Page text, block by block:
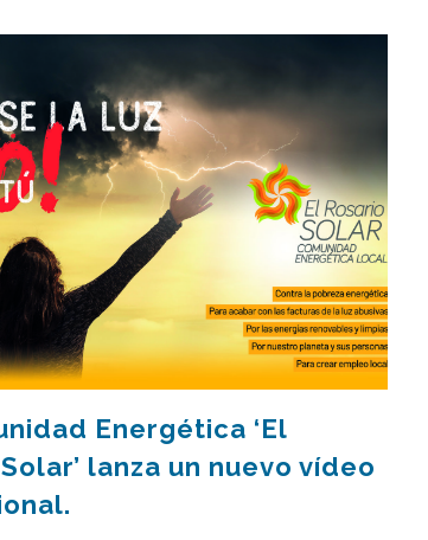
Energética ‘El
lanza un nuevo vídeo